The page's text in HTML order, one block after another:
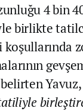
4 bin
birlikte
koşullarında
Yavuz,